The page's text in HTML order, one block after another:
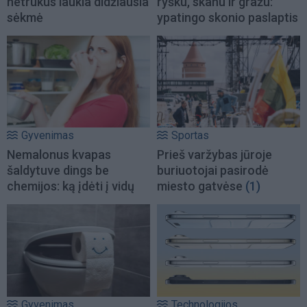
sėkmė
ypatingo skonio paslaptis
Gyvenimas
Nemalonus kvapas
šaldytuve dings be
chemijos: ką įdėti į vidų
Sportas
Prieš varžybas jūroje
buriuotojai pasirodė
miesto gatvėse (1)
Gyvenimas Technologijos